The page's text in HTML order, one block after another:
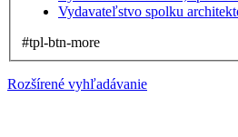
Vydavateľstvo spolku
#tpl-btn-more
Rozšírené vyhľadávanie